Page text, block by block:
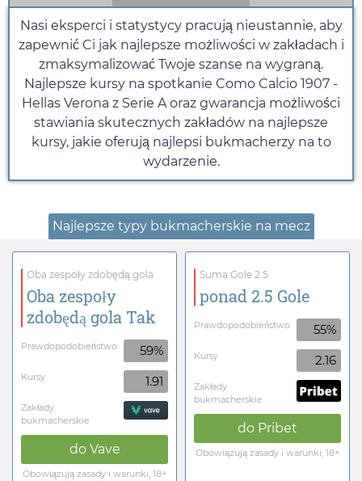
Nasi eksperci i statystycy pracują nieustannie, aby
zapewnić Ci jak najlepsze możliwości w zakładach i
zmaksymalizować Twoje szanse na wygraną.
Najlepsze kursy na spotkanie Como Calcio 1907 -
Hellas Verona z Serie A oraz gwarancja możliwości
stawiania skutecznych zakładów na najlepsze
kursy, jakie oferują najlepsi bukmacherzy na to
wydarzenie.
Najlepsze typy bukmacherskie na mecz
Oba zespoły zdobędą gola
Oba zespoły
zdobędą gola Tak
Prawdopodobieństwo 59%
Kursy 1.91
Zakłady
bukmacherskie
do Vave
Obowiązują zasady i warunki, 18+
Suma Gole 2.5
ponad 2.5 Gole
Prawdopodobieństwo 55%
Kursy 2.16
Zakłady
bukmacherskie
do Pribet
Obowiązują zasady i warunki, 18+